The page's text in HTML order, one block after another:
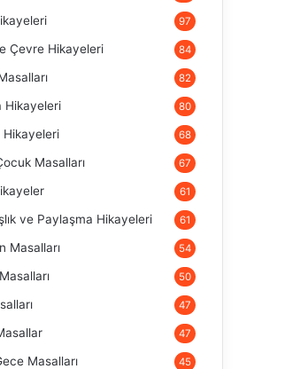
97
Çevre Hikayeleri 84
82
Hikayeleri 80
Hikayeleri 68
Masalları 67
61
ve Paylaşma Hikayeleri 61
Masalları 54
50
47
47
Masalları 45